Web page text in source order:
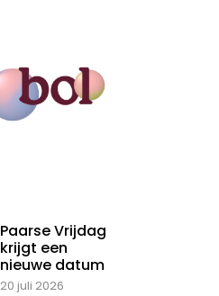
Paarse Vrijdag
krijgt een
nieuwe datum
20 juli 2026